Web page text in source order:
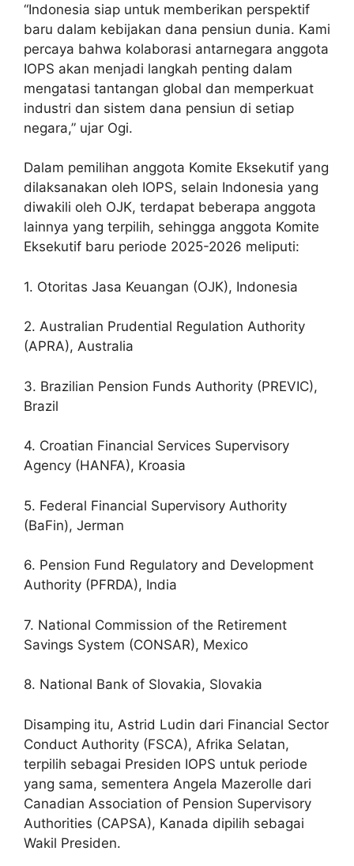
“Indonesia siap untuk memberikan perspektif
baru dalam kebijakan dana pensiun dunia. Kami
percaya bahwa kolaborasi antarnegara anggota
IOPS akan menjadi langkah penting dalam
mengatasi tantangan global dan memperkuat
industri dan sistem dana pensiun di setiap
negara,” ujar Ogi.
Dalam pemilihan anggota Komite Eksekutif yang
dilaksanakan oleh IOPS, selain Indonesia yang
diwakili oleh OJK, terdapat beberapa anggota
lainnya yang terpilih, sehingga anggota Komite
Eksekutif baru periode 2025-2026 meliputi:
1. Otoritas Jasa Keuangan (OJK), Indonesia
2. Australian Prudential Regulation Authority
(APRA), Australia
3. Brazilian Pension Funds Authority (PREVIC),
Brazil
4. Croatian Financial Services Supervisory
Agency (HANFA), Kroasia
5. Federal Financial Supervisory Authority
(BaFin), Jerman
6. Pension Fund Regulatory and Development
Authority (PFRDA), India
7. National Commission of the Retirement
Savings System (CONSAR), Mexico
8. National Bank of Slovakia, Slovakia
Disamping itu, Astrid Ludin dari Financial Sector
Conduct Authority (FSCA), Afrika Selatan,
terpilih sebagai Presiden IOPS untuk periode
yang sama, sementera Angela Mazerolle dari
Canadian Association of Pension Supervisory
Authorities (CAPSA), Kanada dipilih sebagai
Wakil Presiden.